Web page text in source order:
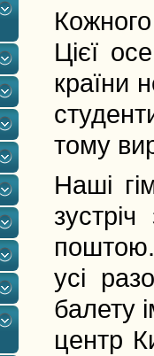
Цієї
країни
тому
Наші
усі
балету
центр